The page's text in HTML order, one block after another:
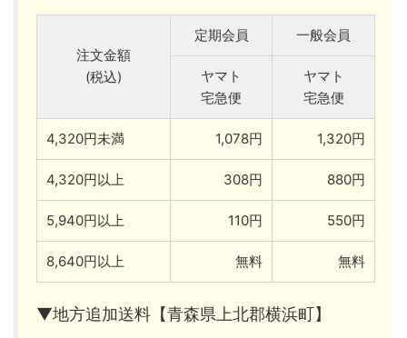
注文金額
(税込)
定期会員 一般会員
ヤマト
宅急便
ヤマト
宅急便
4,320円未満 1,078円 1,320円
4,320円以上 308円 880円
5,940円以上 110円 550円
8,640円以上 無料 無料
▼地方追加送料【青森県上北郡横浜町】